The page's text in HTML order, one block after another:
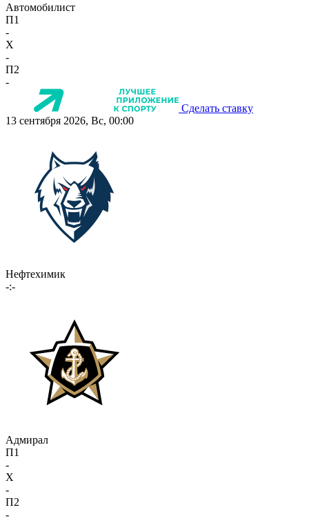
Автомобилист
П1
-
X
-
П2
-
Сделать ставку
13 сентября 2026, Вс, 00:00
Нефтехимик
-:-
Адмирал
П1
-
X
-
П2
-